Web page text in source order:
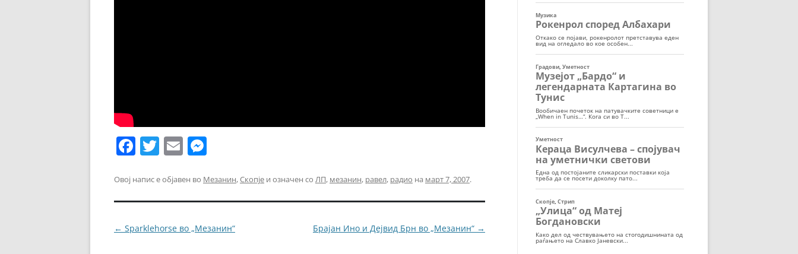
F
c
e
b
o
T
itt
er
E
ai
l
ss
e
n
g
Овој напис е објавен во Мезанин,Скопје и означен со ЛП, мезанин, равел, радио на март 7, 2007.
Навигација
← Sparklehorse во „Мезанин“ Брајан Ино и Дејвид Брн во „Мезанин“ →